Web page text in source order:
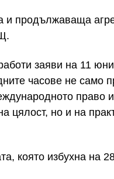
и продължаваща
заяви на 11
часове не само
право
цялост, но и на
която избухна на